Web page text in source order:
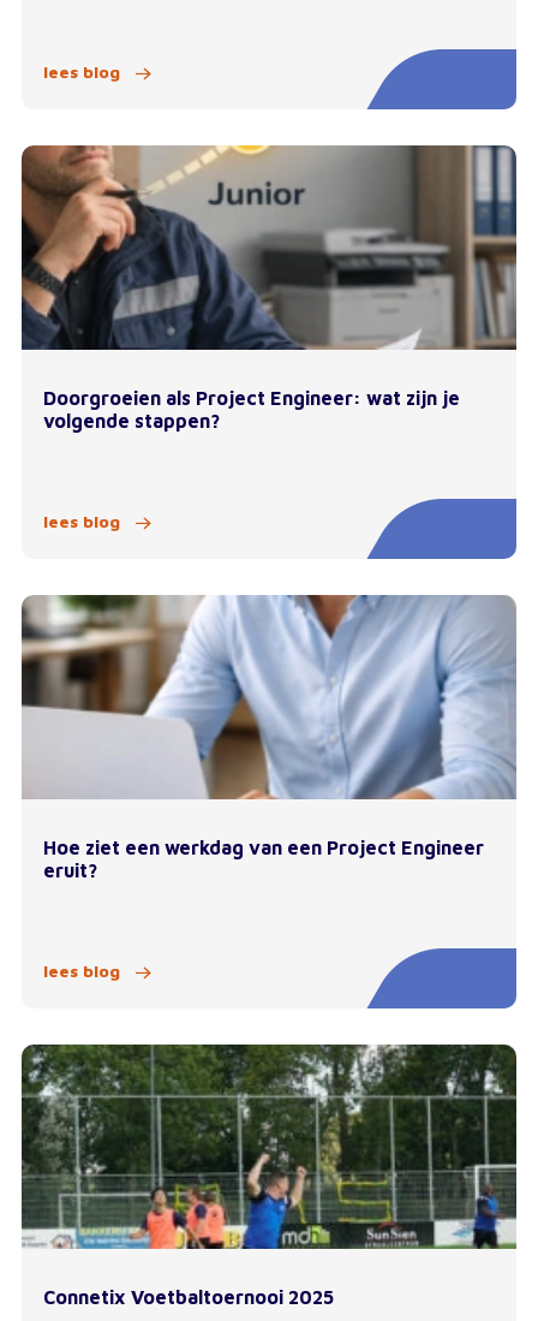
lees blog
Doorgroeien als Project Engineer: wat zijn je
volgende stappen?
lees blog
Hoe ziet een werkdag van een Project Engineer
eruit?
lees blog
Connetix Voetbaltoernooi 2025